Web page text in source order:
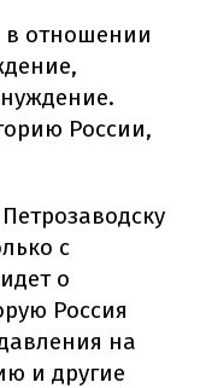
в отношении
России,
с
о
Россия
на
и другие